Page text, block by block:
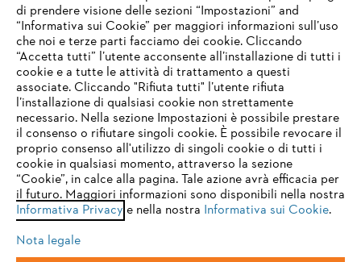
IHR BROWSER WIRD NICHT
UNTERSTÜTZT
Sie nutzen einen Browser, den wir noch nicht unterstützen. Für
eine optimale Nutzung unserer Seite empfehlen wir Ihnen, zu
einem der folgenden Browser zu wechseln:
firefox chrome
di prendere visione delle sezioni “Impostazioni” and
“Informativa sui Cookie” per maggiori informazioni sull’uso
che noi e terze parti facciamo dei cookie. Cliccando
“Accetta tutti” l’utente acconsente all’installazione di tutti i
cookie e a tutte le attività di trattamento a questi
associate. Cliccando "Rifiuta tutti" l’utente rifiuta
l’installazione di qualsiasi cookie non strettamente
necessario. Nella sezione Impostazioni è possibile prestare
il consenso o rifiutare singoli cookie. È possibile revocare il
proprio consenso all'utilizzo di singoli cookie o di tutti i
cookie in qualsiasi momento, attraverso la sezione
“Cookie”, in calce alla pagina. Tale azione avrà efficacia per
il futuro. Maggiori informazioni sono disponibili nella nostra
Informativa Privacy e nella nostra Informativa sui Cookie.
Nota legale